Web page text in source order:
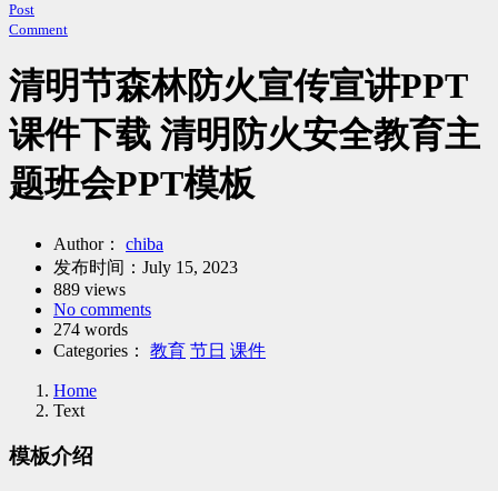
Post
Comment
清明节森林防火宣传宣讲PPT
课件下载 清明防火安全教育主
题班会PPT模板
Author：
chiba
发布时间： July 15, 2023
889 views
No comments
274 words
Categories：
教育 节日 课件
Home
Text
模板介绍